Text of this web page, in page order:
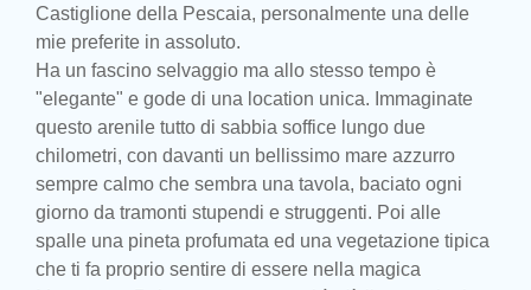
Castiglione della Pescaia, personalmente una delle
mie preferite in assoluto.
Ha un fascino selvaggio ma allo stesso tempo è
"elegante" e gode di una location unica. Immaginate
questo arenile tutto di sabbia soffice lungo due
chilometri, con davanti un bellissimo mare azzurro
sempre calmo che sembra una tavola, baciato ogni
giorno da tramonti stupendi e struggenti. Poi alle
spalle una pineta profumata ed una vegetazione tipica
che ti fa proprio sentire di essere nella magica